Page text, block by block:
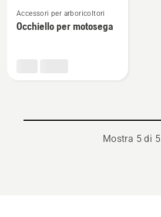
maggiori
dettagli
Accessori per arboricoltori
Occhiello per motosega
Mostra 5 di 5